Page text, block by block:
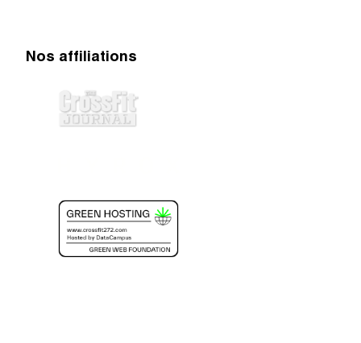
Nos affiliations